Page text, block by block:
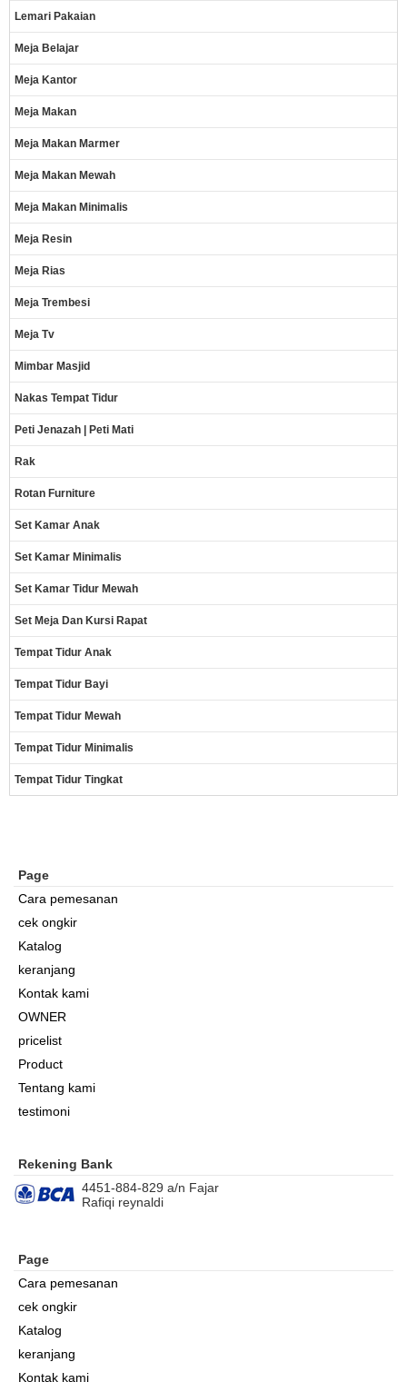
Lemari Pakaian
Meja Belajar
Meja Kantor
Meja Makan
Meja Makan Marmer
Meja Makan Mewah
Meja Makan Minimalis
Meja Resin
Meja Rias
Meja Trembesi
Meja Tv
Mimbar Masjid
Nakas Tempat Tidur
Peti Jenazah | Peti Mati
Rak
Rotan Furniture
Set Kamar Anak
Set Kamar Minimalis
Set Kamar Tidur Mewah
Set Meja Dan Kursi Rapat
Tempat Tidur Anak
Tempat Tidur Bayi
Tempat Tidur Mewah
Tempat Tidur Minimalis
Tempat Tidur Tingkat
Page
Cara pemesanan
cek ongkir
Katalog
keranjang
Kontak kami
OWNER
pricelist
Product
Tentang kami
testimoni
Rekening Bank
4451-884-829 a/n Fajar
Rafiqi reynaldi
Page
Cara pemesanan
cek ongkir
Katalog
keranjang
Kontak kami